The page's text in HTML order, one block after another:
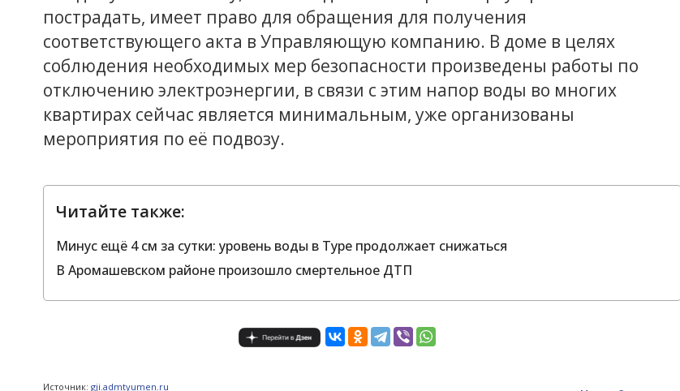
пострадать, имеет право для обращения для получения
соответствующего акта в Управляющую компанию. В доме в целях
соблюдения необходимых мер безопасности произведены работы по
отключению электроэнергии, в связи с этим напор воды во многих
квартирах сейчас является минимальным, уже организованы
мероприятия по её подвозу.
Читайте также:
Минус ещё 4 см за сутки: уровень воды в Туре продолжает снижаться
В Аромашевском районе произошло смертельное ДТП
Источник: gji.admtyumen.ru